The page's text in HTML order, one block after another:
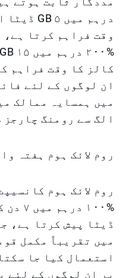
کالز کا وقت فراہم
ان لوگوں کے لئے
میں ہمسایہ ممالک
الگ سے رومنگ چارجز
روم لائک ہوم ہفتہ
روم لائک ہوم
ڈیٹا پیش کرتا ہے،
میں تقریباً مکمل
استعمال کیا جا
پر ان لوگوں کے لئے